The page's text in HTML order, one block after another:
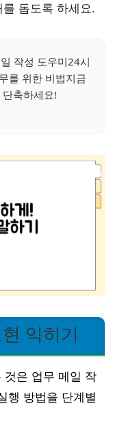
돕도록 하세요.
작성 도우미24시
를 위한 비법지금
축하세요!
익히기
것은 업무 메일 작
행 방법을 단계별